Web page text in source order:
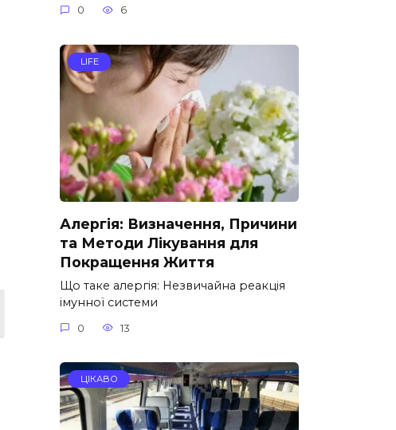
0 6
LIFE
Алергія: Визначення, Причини
та Методи Лікування для
Покращення Життя
Що таке алергія: Незвичайна реакція
імунної системи
0 13
ЦІКАВО